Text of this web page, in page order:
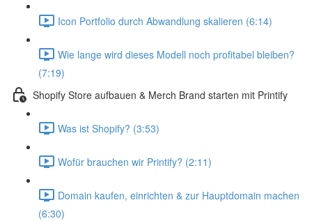
Icon Portfolio durch Abwandlung skalieren (6:14)
Wie lange wird dieses Modell noch profitabel bleiben?
(7:19)
Shopify Store aufbauen & Merch Brand starten mit Printify
Was ist Shopify? (3:53)
Wofür brauchen wir Printify? (2:11)
Domain kaufen, einrichten & zur Hauptdomain machen
(6:30)